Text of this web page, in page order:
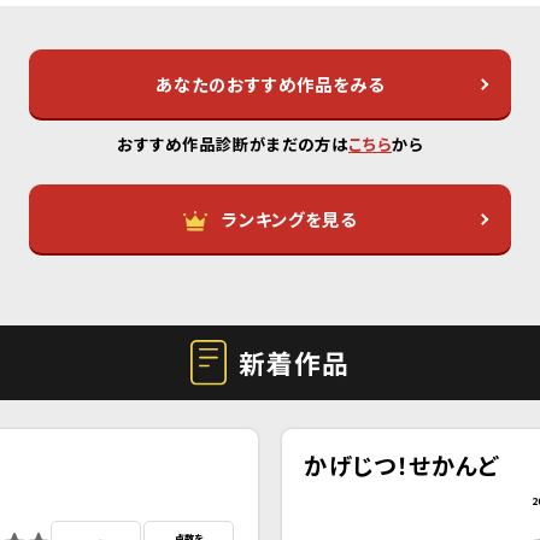
あなたのおすすめ作品をみる
おすすめ作品診断がまだの方はこちらから
ランキングを見る
新着作品
かげじつ！せかんど